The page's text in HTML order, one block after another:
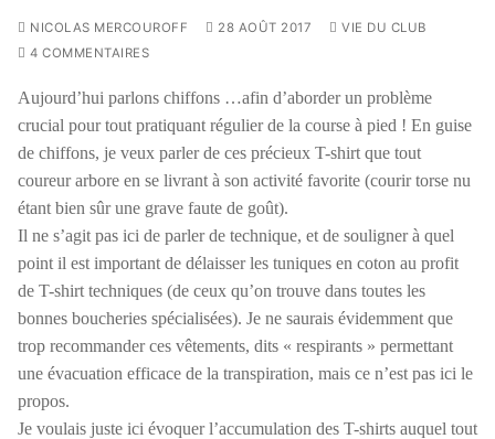
NICOLAS MERCOUROFF 28 AOÛT 2017
VIE DU CLUB
4 COMMENTAIRES
Aujourd’hui parlons chiffons …afin d’aborder un problème
crucial pour tout pratiquant régulier de la course à pied ! En guise
de chiffons, je veux parler de ces précieux T-shirt que tout
coureur arbore en se livrant à son activité favorite (courir torse nu
étant bien sûr une grave faute de goût).
Il ne s’agit pas ici de parler de technique, et de souligner à quel
point il est important de délaisser les tuniques en coton au profit
de T-shirt techniques (de ceux qu’on trouve dans toutes les
bonnes boucheries spécialisées). Je ne saurais évidemment que
trop recommander ces vêtements, dits « respirants » permettant
une évacuation efficace de la transpiration, mais ce n’est pas ici le
propos.
Je voulais juste ici évoquer l’accumulation des T-shirts auquel tout